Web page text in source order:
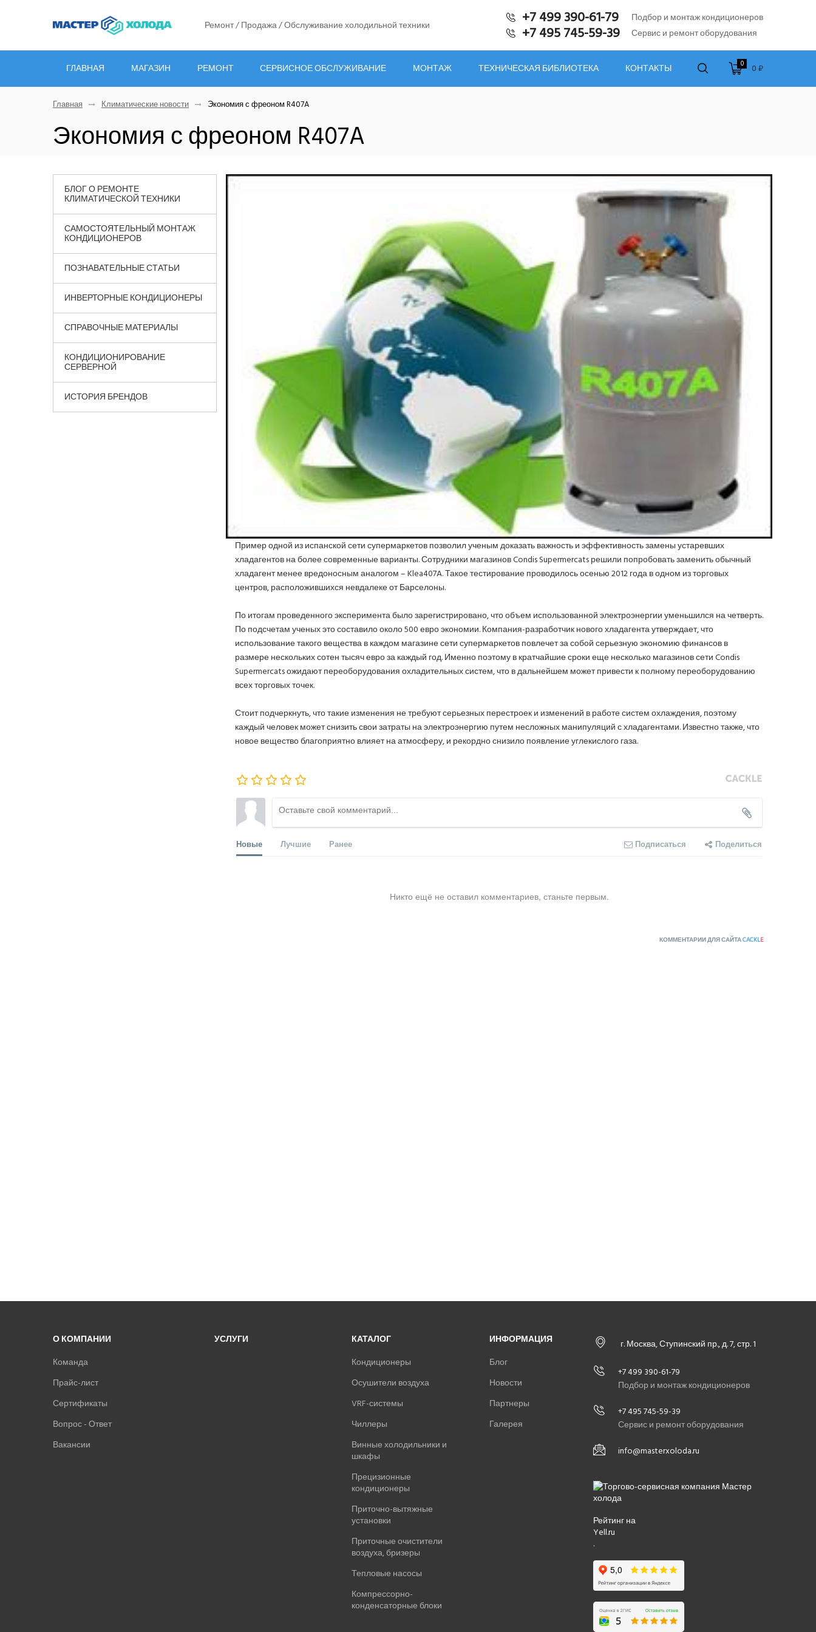
Ремонт / Продажа / Обслуживание холодильной техники +7 499 390-61-79 Подбор и монтаж кондиционеров
+7 495 745-59-39 Сервис и ремонт оборудования
ГЛАВНАЯ МАГАЗИН РЕМОНТ СЕРВИСНОЕ ОБСЛУЖИВАНИЕ МОНТАЖ ТЕХНИЧЕСКАЯ БИБЛИОТЕКА КОНТАКТЫ 0 0 ₽
Главная Климатические новости Экономия с фреоном R407A
Экономия с фреоном R407A
БЛОГ О РЕМОНТЕ
КЛИМАТИЧЕСКОЙ ТЕХНИКИ
САМОСТОЯТЕЛЬНЫЙ МОНТАЖ
КОНДИЦИОНЕРОВ
ПОЗНАВАТЕЛЬНЫЕ СТАТЬИ
ИНВЕРТОРНЫЕ КОНДИЦИОНЕРЫ
СПРАВОЧНЫЕ МАТЕРИАЛЫ
КОНДИЦИОНИРОВАНИЕ
СЕРВЕРНОЙ
ИСТОРИЯ БРЕНДОВ
Пример одной из испанской сети супермаркетов позволил ученым доказать важность и эффективность замены устаревших
хладагентов на более современные варианты. Сотрудники магазинов Condis Supermercats решили попробовать заменить обычный
хладагент менее вредоносным аналогом – Klea407A. Такое тестирование проводилось осенью 2012 года в одном из торговых
центров, расположившихся невдалеке от Барселоны.
По итогам проведенного эксперимента было зарегистрировано, что объем использованной электроэнергии уменьшился на четверть.
По подсчетам ученых это составило около 500 евро экономии. Компания-разработчик нового хладагента утверждает, что
использование такого вещества в каждом магазине сети супермаркетов повлечет за собой серьезную экономию финансов в
размере нескольких сотен тысяч евро за каждый год. Именно поэтому в кратчайшие сроки еще несколько магазинов сети Condis
Supermercats ожидают переоборудования охладительных систем, что в дальнейшем может привести к полному переоборудованию
всех торговых точек.
Стоит подчеркнуть, что такие изменения не требуют серьезных перестроек и изменений в работе систем охлаждения, поэтому
каждый человек может снизить свои затраты на электроэнергию путем несложных манипуляций с хладагентами. Известно также, что
новое вещество благоприятно влияет на атмосферу, и рекордно снизило появление углекислого газа.
Новые Лучшие Ранее Подписаться Поделиться
Никто ещё не оставил комментариев, станьте первым.
КОММЕНТАРИИ ДЛЯ САЙТАCACKLE
О КОМПАНИИ
Команда
Прайс-лист
Сертификаты
Вопрос - Ответ
Вакансии
УСЛУГИ
КАТАЛОГ
Кондиционеры
Осушители воздуха
VRF-системы
Чиллеры
Винные холодильники и
шкафы
Прецизионные
кондиционеры
Приточно-вытяжные
установки
Приточные очистители
воздуха, бризеры
Тепловые насосы
Компрессорно-
конденсаторные блоки
ИНФОРМАЦИЯ
Блог
Новости
Партнеры
Галерея
г. Москва, Ступинский пр., д. 7, стр. 1
+7 499 390-61-79
Подбор и монтаж кондиционеров
+7 495 745-59-39
Сервис и ремонт оборудования
info@masterxoloda.ru
Рейтинг на
Yell.ru
.